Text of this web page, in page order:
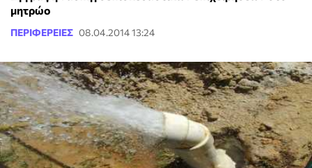
μητρώο
ΠΕΡΙΦΕΡΕΙΕΣ 08.04.2014 13:24